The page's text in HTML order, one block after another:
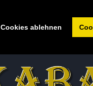
Cookies ablehnen